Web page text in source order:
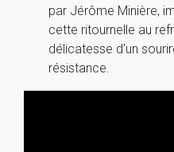
par Jérôme Minière,
cette ritournelle au
délicatesse d’un
résistance.